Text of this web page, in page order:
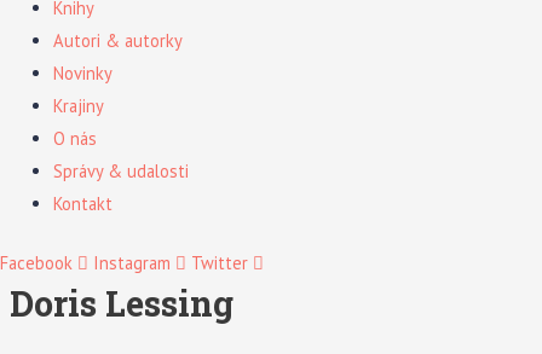
Knihy
Autori & autorky
Novinky
Krajiny
O nás
Správy & udalosti
Kontakt
Facebook Instagram Twitter
Doris Lessing